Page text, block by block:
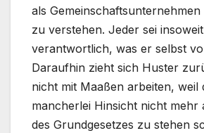
als
zu verstehen. Jeder sei
verantwortlich, was er selbst
Daraufhin zieht sich Huster
nicht mit Maaßen arbeiten, weil
mancherlei Hinsicht nicht mehr
des Grundgesetzes zu stehen